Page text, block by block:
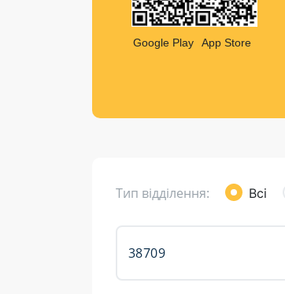
Листи та листівки
Кур’єрська доставка
Google Play App Store
Тип відділення: Всі